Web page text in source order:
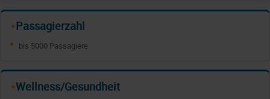
✦Passagierzahl
bis 5000 Passagiere
✦Wellness/Gesundheit